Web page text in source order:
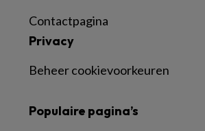
Contactpagina
Privacy
Beheer cookievoorkeuren
Populaire pagina’s